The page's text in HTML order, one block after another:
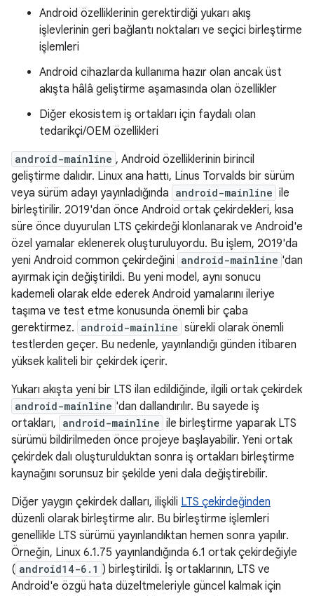
Android özelliklerinin gerektirdiği yukarı akış
işlevlerinin geri bağlantı noktaları ve seçici birleştirme
işlemleri
Android cihazlarda kullanıma hazır olan ancak üst
akışta hâlâ geliştirme aşamasında olan özellikler
Diğer ekosistem iş ortakları için faydalı olan
tedarikçi/OEM özellikleri
android-mainline , Android özelliklerinin birincil
geliştirme dalıdır. Linux ana hattı, Linus Torvalds bir sürüm
veya sürüm adayı yayınladığında android-mainline ile
birleştirilir. 2019'dan önce Android ortak çekirdekleri, kısa
süre önce duyurulan LTS çekirdeği klonlanarak ve Android'e
özel yamalar eklenerek oluşturuluyordu. Bu işlem, 2019'da
yeni Android common çekirdeğini android-mainline 'dan
ayırmak için değiştirildi. Bu yeni model, aynı sonucu
kademeli olarak elde ederek Android yamalarını ileriye
taşıma ve test etme konusunda önemli bir çaba
gerektirmez. android-mainline sürekli olarak önemli
testlerden geçer. Bu nedenle, yayınlandığı günden itibaren
yüksek kaliteli bir çekirdek içerir.
Yukarı akışta yeni bir LTS ilan edildiğinde, ilgili ortak çekirdek
android-mainline 'dan dallandırılır. Bu sayede iş
ortakları, android-mainline ile birleştirme yaparak LTS
sürümü bildirilmeden önce projeye başlayabilir. Yeni ortak
çekirdek dalı oluşturulduktan sonra iş ortakları birleştirme
kaynağını sorunsuz bir şekilde yeni dala değiştirebilir.
Diğer yaygın çekirdek dalları, ilişkili LTS çekirdeğinden
düzenli olarak birleştirme alır. Bu birleştirme işlemleri
genellikle LTS sürümü yayınlandıktan hemen sonra yapılır.
Örneğin, Linux 6.1.75 yayınlandığında 6.1 ortak çekirdeğiyle
( android14-6.1 ) birleştirildi. İş ortaklarının, LTS ve
Android'e özgü hata düzeltmeleriyle güncel kalmak için